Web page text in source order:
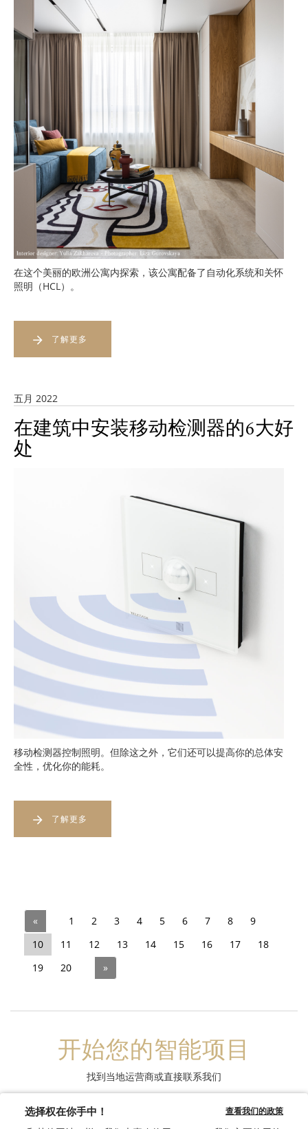
在这个美丽的欧洲公寓内探索，该公寓配备了自动化系统和关怀
照明（HCL）。
了解更多
五月 2022
在建筑中安装移动检测器的6大好
处
移动检测器控制照明。但除这之外，它们还可以提高你的总体安
全性，优化你的能耗。
了解更多
« 1 2 3 4 5 6 7 8
9
10
11 12 13 14 15 16 17
18
19
20 »
开始您的智能项目
找到当地运营商或直接联系我们